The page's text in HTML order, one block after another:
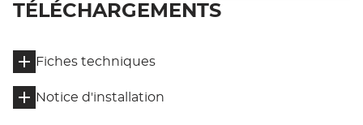
TÉLÉCHARGEMENTS
Fiches techniques
Notice d'installation